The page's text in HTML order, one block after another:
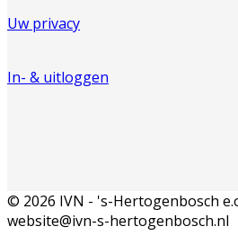
Uw privacy
In- & uitloggen
© 2026 IVN - 's-Hertogenbosch
website@ivn-s-hertogenbosch.nl